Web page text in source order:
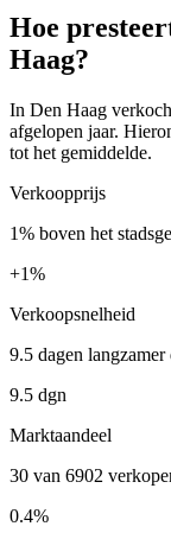
Hoe
Haag?
In Den Haag
afgelopen jaar.
tot het gemiddelde.
Verkoopprijs
1% boven het
+1%
Verkoopsnelheid
9.5 dagen
9.5 dgn
Marktaandeel
30 van 6902
0.4%